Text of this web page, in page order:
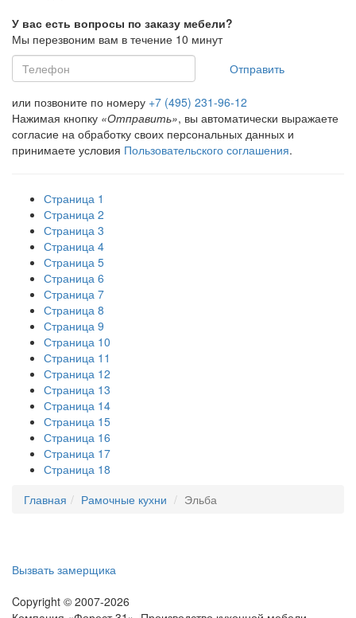
У вас есть вопросы по заказу мебели?
Мы перезвоним вам в течение 10 минут
Отправить
или позвоните по номеру +7 (495) 231-96-12
Нажимая кнопку «Отправить», вы автоматически выражаете
согласие на обработку своих персональных данных и
принимаете условия Пользовательского соглашения.
Страница 1
Страница 2
Страница 3
Страница 4
Страница 5
Страница 6
Страница 7
Страница 8
Страница 9
Страница 10
Страница 11
Страница 12
Страница 13
Страница 14
Страница 15
Страница 16
Страница 17
Страница 18
Главная
Рамочные кухни Эльба
Вызвать замерщика
Copyright © 2007-2026